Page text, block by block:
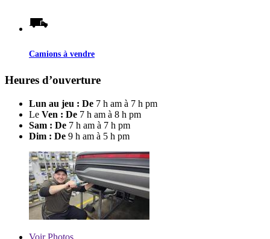
Camions à vendre
Heures d’ouverture
Lun au jeu : De 7 h am à 7 h pm
Le Ven : De 7 h am à 8 h pm
Sam : De 7 h am à 7 h pm
Dim : De 9 h am à 5 h pm
VoirPhotos